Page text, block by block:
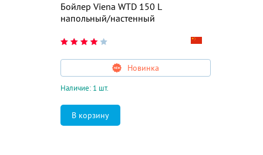
Бойлер Viena WTD 150 L
напольный/настенный
Новинка
Наличие: 1 шт.